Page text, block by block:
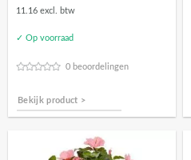
11.16 excl. btw
✓ Op voorraad
0 beoordelingen
Bekijk product >